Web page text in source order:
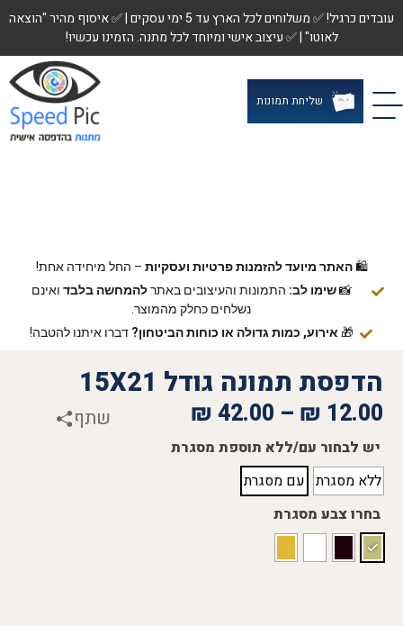
עובדים כרגיל! ✅ משלוחים לכל הארץ עד 5 ימי עסקים | ✅ איסוף מהיר "הוצאה
לאוטו" | ✅ עיצוב אישי ומיוחד לכל מתנה. הזמינו עכשיו!
שליחת תמונות
🛍️האתר מיועד להזמנות פרטיות ועסקיות – החל מיחידה אחת!
📸שימו לב: התמונות והעיצובים באתרלהמחשה בלבד ואינם
נשלחים כחלק מהמוצר.
🎁 אירוע, כמות גדולה או כוחות הביטחון? דברו איתנו להטבה!
הדפסת תמונה גודל 15X21
12.00
₪
–
42.00
₪ שתף
יש לבחור עם/ללא תוספת מסגרת
ללא מסגרת עם מסגרת
בחרו צבע מסגרת